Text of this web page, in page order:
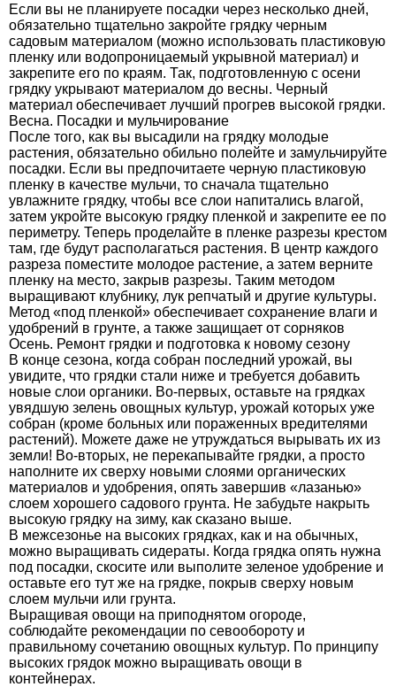
Если вы не планируете посадки через несколько дней,
обязательно тщательно закройте грядку черным
садовым материалом (можно использовать пластиковую
пленку или водопроницаемый укрывной материал) и
закрепите его по краям. Так, подготовленную с осени
грядку укрывают материалом до весны. Черный
материал обеспечивает лучший прогрев высокой грядки.
Весна. Посадки и мульчирование
После того, как вы высадили на грядку молодые
растения, обязательно обильно полейте и замульчируйте
посадки. Если вы предпочитаете черную пластиковую
пленку в качестве мульчи, то сначала тщательно
увлажните грядку, чтобы все слои напитались влагой,
затем укройте высокую грядку пленкой и закрепите ее по
периметру. Теперь проделайте в пленке разрезы крестом
там, где будут располагаться растения. В центр каждого
разреза поместите молодое растение, а затем верните
пленку на место, закрыв разрезы. Таким методом
выращивают клубнику, лук репчатый и другие культуры.
Метод «под пленкой» обеспечивает сохранение влаги и
удобрений в грунте, а также защищает от сорняков
Осень. Ремонт грядки и подготовка к новому сезону
В конце сезона, когда собран последний урожай, вы
увидите, что грядки стали ниже и требуется добавить
новые слои органики. Во-первых, оставьте на грядках
увядшую зелень овощных культур, урожай которых уже
собран (кроме больных или пораженных вредителями
растений). Можете даже не утруждаться вырывать их из
земли! Во-вторых, не перекапывайте грядки, а просто
наполните их сверху новыми слоями органических
материалов и удобрения, опять завершив «лазанью»
слоем хорошего садового грунта. Не забудьте накрыть
высокую грядку на зиму, как сказано выше.
В межсезонье на высоких грядках, как и на обычных,
можно выращивать сидераты. Когда грядка опять нужна
под посадки, скосите или выполите зеленое удобрение и
оставьте его тут же на грядке, покрыв сверху новым
слоем мульчи или грунта.
Выращивая овощи на приподнятом огороде,
соблюдайте рекомендации по севообороту и
правильному сочетанию овощных культур. По принципу
высоких грядок можно выращивать овощи в
контейнерах.